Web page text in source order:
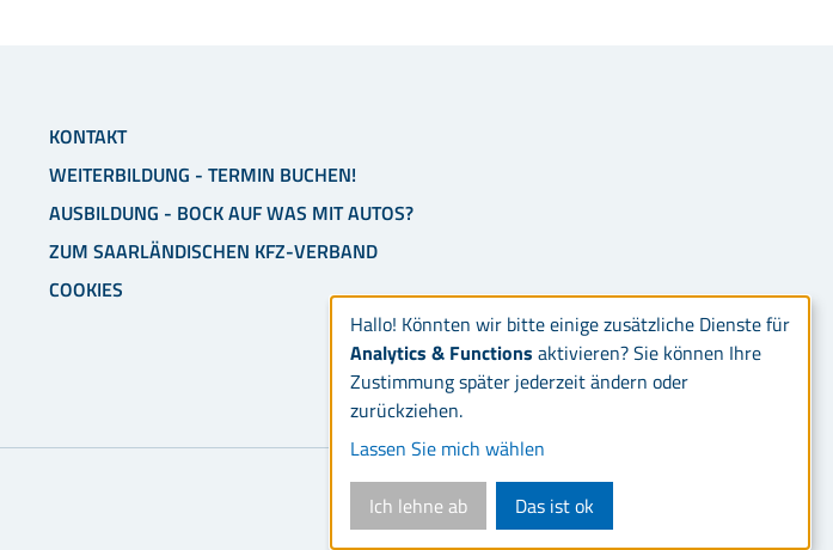
KONTAKT
WEITERBILDUNG - TERMIN BUCHEN!
AUSBILDUNG - BOCK AUF WAS MIT AUTOS?
ZUM SAARLÄNDISCHEN KFZ-VERBAND
COOKIES
Hallo! Könnten wir bitte einige zusätzliche Dienste für
Analytics & Functions aktivieren? Sie können Ihre
Zustimmung später jederzeit ändern oder
zurückziehen.
Lassen Sie mich wählen
Ich lehne ab
Das ist ok